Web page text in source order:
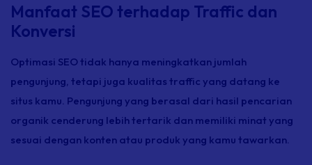
Manfaat SEO terhadap Traffic dan
Konversi
Optimasi SEO tidak hanya meningkatkan jumlah
pengunjung, tetapi juga kualitas traffic yang datang ke
situs kamu. Pengunjung yang berasal dari hasil pencarian
organik cenderung lebih tertarik dan memiliki minat yang
sesuai dengan konten atau produk yang kamu tawarkan.